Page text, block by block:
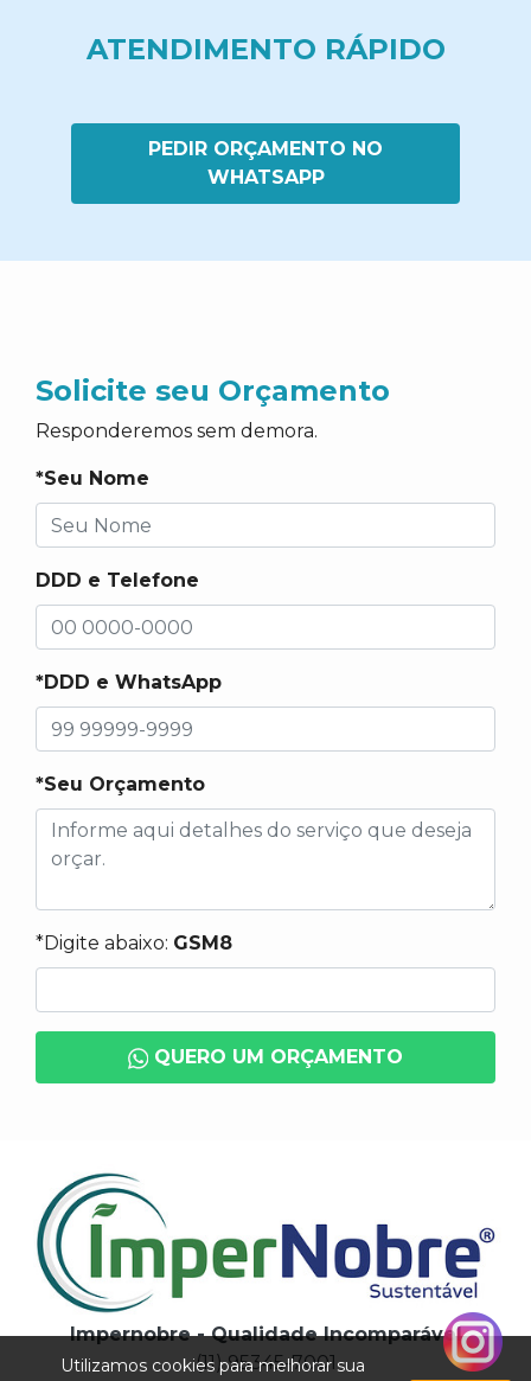
ATENDIMENTO RÁPIDO
PEDIR ORÇAMENTO NO
WHATSAPP
Solicite seu Orçamento
Responderemos sem demora.
*Seu Nome
DDD e Telefone
*DDD e WhatsApp
*Seu Orçamento
*Digite abaixo: GSM8
QUERO UM ORÇAMENTO
Impernobre - Qualidade Incomparável
(11) 95345-7001
Utilizamos cookies para melhorar sua